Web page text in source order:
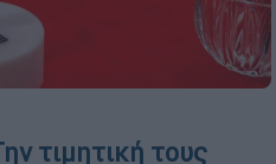
τιμητική τους